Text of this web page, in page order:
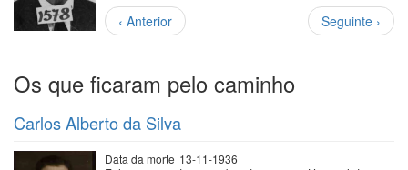
Paginação
Página
anterior
‹ Anterior
Próxima
página
Seguinte ›
Os que ficaram pelo caminho
Carlos Alberto da Silva
Data da morte 13-11-1936